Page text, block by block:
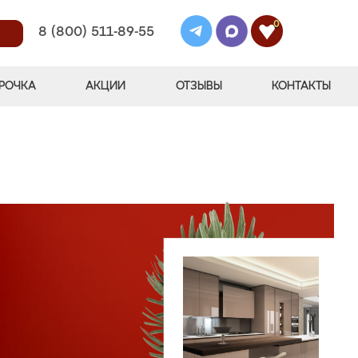
8 (800) 511-89-55
0
АКЦИИ ОТЗЫВЫ КОНТАКТЫ